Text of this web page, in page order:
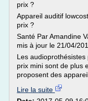
prix ?
Appareil auditif
prix ?
Santé Par Amandine
mis à jour le 21/04/
Les
prix mini sont de plus
proposent des
Lire la suite